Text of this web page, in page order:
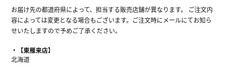
お届け先の都道府県によって、担当する販売店舗が異なります。 ご注文内
容によっては変更となる場合もございます。ご注文時にメールにてお知ら
せいたしますので予めご了承ください。
【東雁来店】
北海道